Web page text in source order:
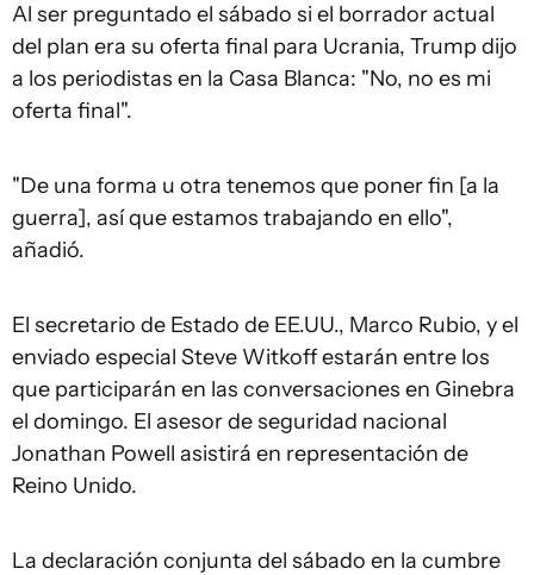
Al ser preguntado el sábado si el borrador actual
del plan era su oferta final para Ucrania, Trump dijo
a los periodistas en la Casa Blanca: "No, no es mi
oferta final".
"De una forma u otra tenemos que poner fin [a la
guerra], así que estamos trabajando en ello",
añadió.
El secretario de Estado de EE.UU., Marco Rubio, y el
enviado especial Steve Witkoff estarán entre los
que participarán en las conversaciones en Ginebra
el domingo. El asesor de seguridad nacional
Jonathan Powell asistirá en representación de
Reino Unido.
La declaración conjunta del sábado en la cumbre